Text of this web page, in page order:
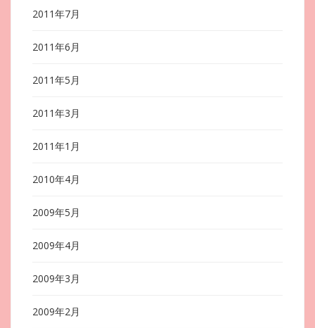
2011年7月
2011年6月
2011年5月
2011年3月
2011年1月
2010年4月
2009年5月
2009年4月
2009年3月
2009年2月